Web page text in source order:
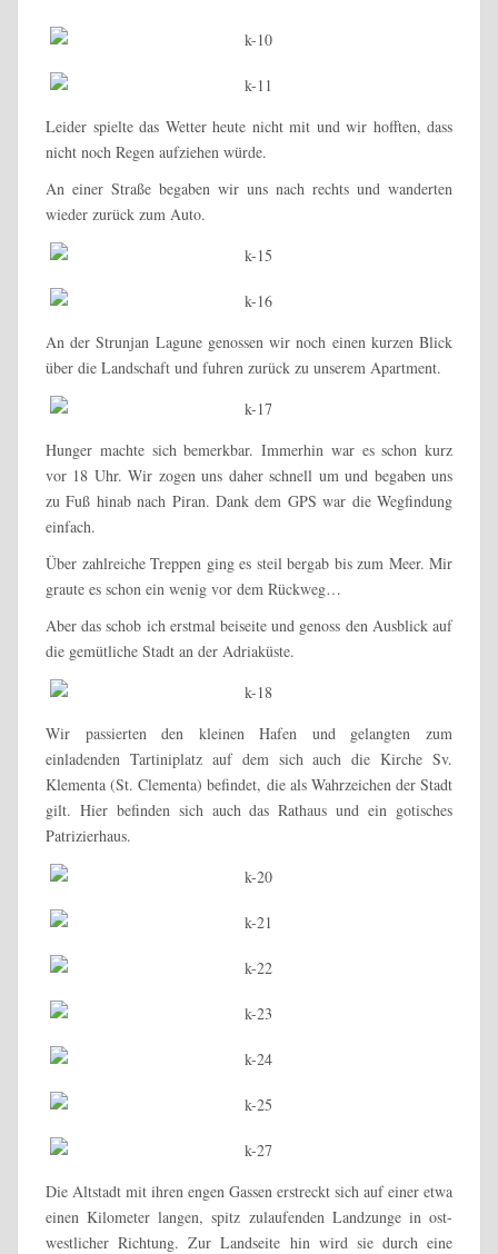
Leider spielte das Wetter heute nicht mit und wir hofften, dass
nicht noch Regen aufziehen würde.
An einer Straße begaben wir uns nach rechts und wanderten
wieder zurück zum Auto.
An der Strunjan Lagune genossen wir noch einen kurzen Blick
über die Landschaft und fuhren zurück zu unserem Apartment.
Hunger machte sich bemerkbar. Immerhin war es schon kurz
vor 18 Uhr. Wir zogen uns daher schnell um und begaben uns
zu Fuß hinab nach Piran. Dank dem GPS war die Wegfindung
einfach.
Über zahlreiche Treppen ging es steil bergab bis zum Meer. Mir
graute es schon ein wenig vor dem Rückweg…
Aber das schob ich erstmal beiseite und genoss den Ausblick auf
die gemütliche Stadt an der Adriaküste.
Wir passierten den kleinen Hafen und gelangten zum
einladenden Tartiniplatz auf dem sich auch die Kirche Sv.
Klementa (St. Clementa) befindet, die als Wahrzeichen der Stadt
gilt. Hier befinden sich auch das Rathaus und ein gotisches
Patrizierhaus.
Die Altstadt mit ihren engen Gassen erstreckt sich auf einer etwa
einen Kilometer langen, spitz zulaufenden Landzunge in ost-
westlicher Richtung. Zur Landseite hin wird sie durch eine